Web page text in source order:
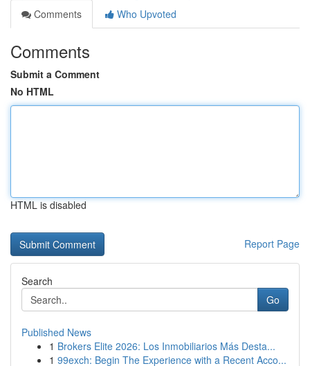
Comments
Who Upvoted
Comments
Submit a Comment
No HTML
HTML is disabled
Report Page
Search
Go
Published News
1 Brokers Elite 2026: Los Inmobiliarios Más Desta...
1 99exch: Begin The Experience with a Recent Acco...